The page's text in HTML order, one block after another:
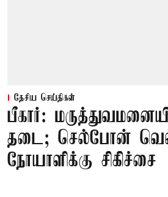
தேசிய செய்திகள்
பீகார்:
தடை; செல்போன்
நோயாளிக்கு சிகிச்சை